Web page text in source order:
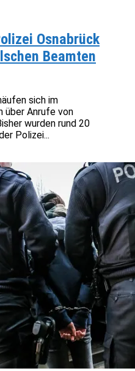
Osnabrück
Beamten
sich im
über Anrufe von
wurden rund 20
Polizei...